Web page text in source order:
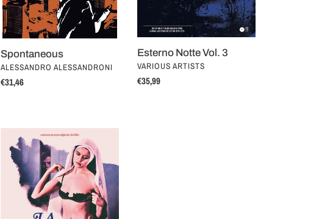
Spontaneous
VENDOR
ALESSANDRO ALESSANDRONI
Regular
€31,46
Esterno Notte Vol. 3
VENDOR
VARIOUS ARTISTS
Regular
€35,99
Novizia